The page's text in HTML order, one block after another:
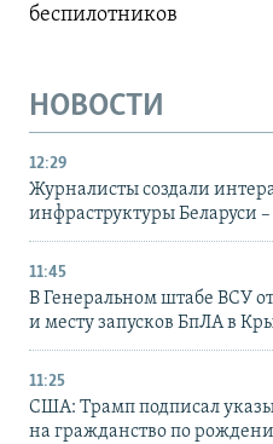
беспилотников
НОВОСТИ
12:29
Журналисты создали
инфраструктуры Беларуси
11:45
В Генеральном штабе ВСУ
и месту запусков БпЛА в
11:25
США: Трамп подписал
на гражданство по